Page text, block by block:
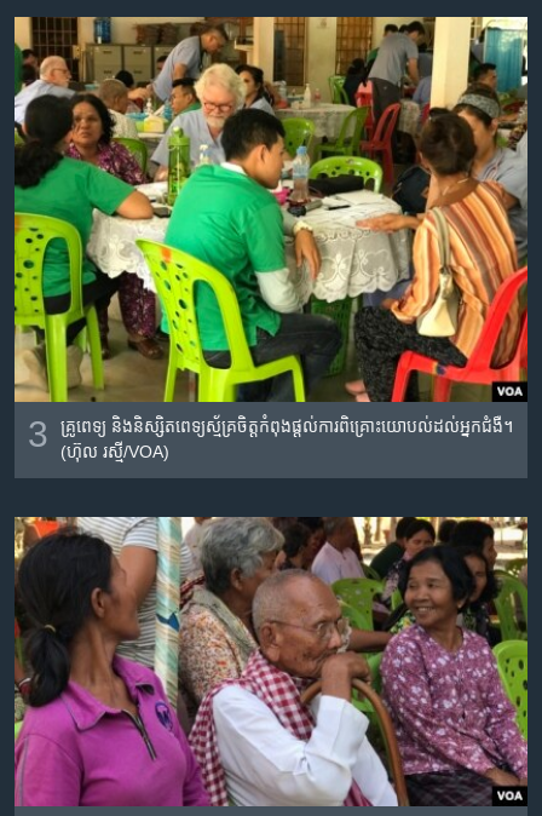
3
គ្រូពេទ្យ​ និង​និស្សិតពេទ្យ​ស្ម័គ្រចិត្ត​កំពុង​ផ្តល់​ការ​ពិគ្រោះយោបល់​ដល់​អ្នកជំងឺ។
(ហ៊ុល រស្មី/VOA)